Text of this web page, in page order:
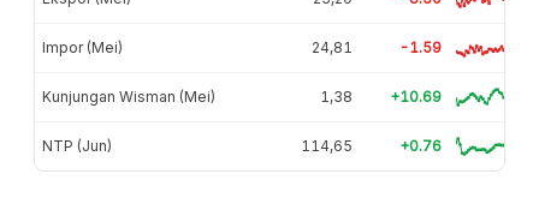
Impor (Mei) 24,81 -1.59
Kunjungan Wisman (Mei) 1,38 +10.69
NTP (Jun) 114,65 +0.76